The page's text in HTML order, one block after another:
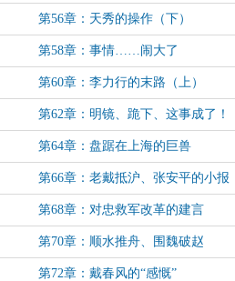
第56章：天秀的操作（下）
第58章：事情……闹大了
第60章：李力行的末路（上）
第62章：明镜、跪下、这事成了！
（八千四！） （禁止跳定）
第64章：盘踞在上海的巨兽
第66章：老戴抵沪、张安平的小报
告
第68章：对忠救军改革的建言
第70章：顺水推舟、围魏破赵
（2）
第72章：戴春风的“感慨”